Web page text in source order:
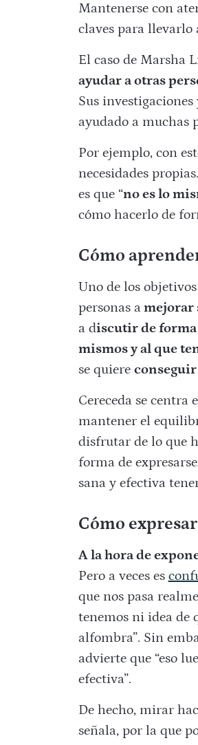
Mantenerse con
claves para llevarlo
El caso de Marsha
ayudar a otras
Sus
ayudado a muchas
Por ejemplo, con
necesidades
es que “no es lo
cómo hacerlo de
Cómo
Uno de los
personas amejorar
a discutir de forma
mismos y al que
se quiere
Cereceda se centra
mantener el
disfrutar de lo que
forma de
sana y efectiva
Cómo
A la hora de
Pero a veces es
que nos pasa
tenemos ni idea de
alfombra”. Sin
advierte que “eso
efectiva”.
De hecho, mirar
señala, por la que